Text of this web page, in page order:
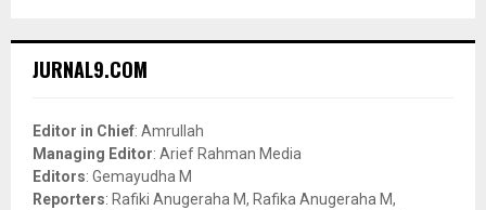
h
o
r
:
JURNAL9.COM
Editor in Chief: Amrullah
Managing Editor: Arief Rahman Media
Editors: Gemayudha M
Reporters: Rafiki Anugeraha M, Rafika Anugeraha M,